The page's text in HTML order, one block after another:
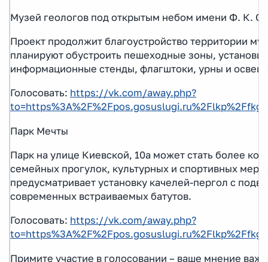
Музей геологов под открытым небом имени Ф. К.
Проект продолжит благоустройство территории
планируют обустроить пешеходные зоны,
информационные стенды, флагштоки, урны и
Голосовать: https://vk.com/away.php?
Парк Мечты
Парк на улице Киевской, 10а может стать более
семейных прогулок, культурных и спортивных
предусматривает установку качелей-пергол с
современных встраиваемых батутов.
Голосовать: https://vk.com/away.php?
Примите участие в голосовании – ваше мнение